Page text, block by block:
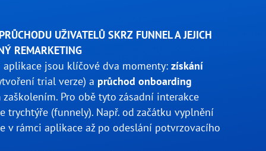
UŽIVATELŮ SKRZ FUNNEL A JEJICH
REMARKETING
aplikace jsou klíčové dva momenty: získání
trial verze) a průchod onboarding
Pro obě tyto zásadní interakce
trychtýře (funnely). Např. od začátku vyplnění
v rámci aplikace až po odeslání potvrzovacího